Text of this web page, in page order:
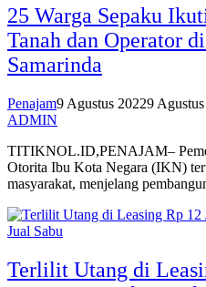
25 Warga Sepaku
Tanah dan Operator
Samarinda
Penajam9 Agustus 20229
ADMIN
TITIKNOL.ID,PENAJAM–
Otorita Ibu Kota Negara (IKN)
masyarakat, menjelang
Terlilit Utang di